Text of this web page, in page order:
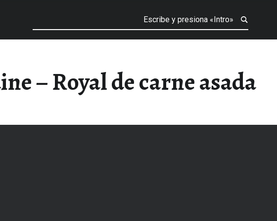
– Royal de carne asada